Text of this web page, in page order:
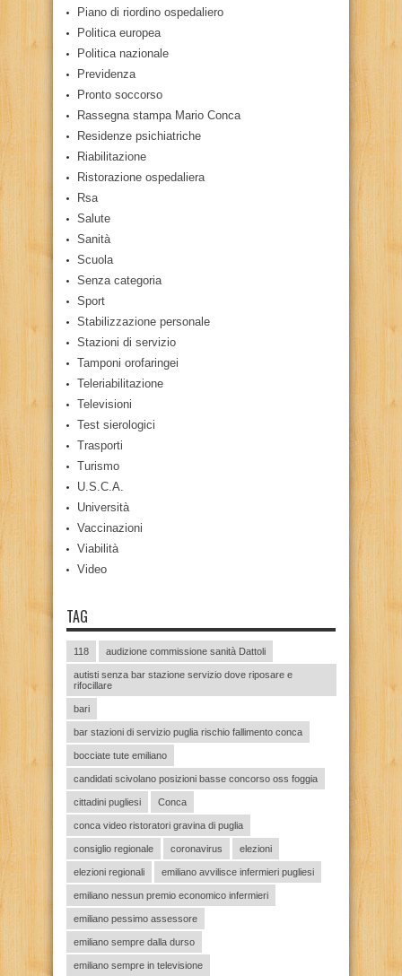
Piano di riordino ospedaliero
Politica europea
Politica nazionale
Previdenza
Pronto soccorso
Rassegna stampa Mario Conca
Residenze psichiatriche
Riabilitazione
Ristorazione ospedaliera
Rsa
Salute
Sanità
Scuola
Senza categoria
Sport
Stabilizzazione personale
Stazioni di servizio
Tamponi orofaringei
Teleriabilitazione
Televisioni
Test sierologici
Trasporti
Turismo
U.S.C.A.
Università
Vaccinazioni
Viabilità
Video
TAG
118 audizione commissione sanità Dattoli
autisti senza bar stazione servizio dove riposare e
rifocillare
bari
bar stazioni di servizio puglia rischio fallimento conca
bocciate tute emiliano
candidati scivolano posizioni basse concorso oss foggia
cittadini pugliesi Conca
conca video ristoratori gravina di puglia
consiglio regionale coronavirus elezioni
elezioni regionali emiliano avvilisce infermieri pugliesi
emiliano nessun premio economico infermieri
emiliano pessimo assessore
emiliano sempre dalla durso
emiliano sempre in televisione